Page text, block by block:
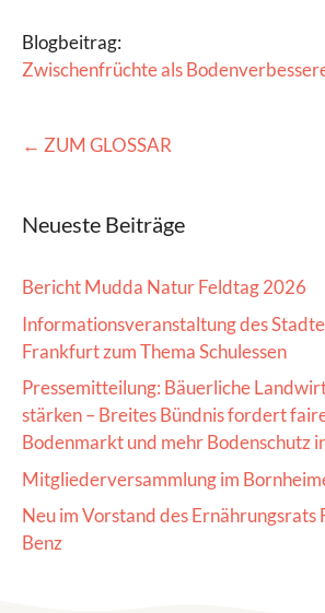
Blogbeitrag:
Zwischenfrüchte als
← ZUM GLOSSAR
Neueste Beiträge
Bericht Mudda Natur Feldtag 2026
Informationsveranstaltung des
Frankfurt zum Thema Schulessen
Pressemitteilung: Bäuerliche
stärken – Breites Bündnis fordert
Bodenmarkt und mehr Bodenschutz
Mitgliederversammlung im
Neu im Vorstand des Ernährungsrats
Benz